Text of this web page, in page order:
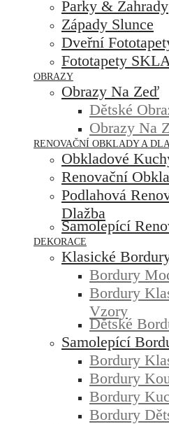
Parky & Zahrady
Západy Slunce
Dveřní
Fototapety
OBRAZY
Obrazy Na Zeď
Dětské
Obrazy Na
RENOVAČNÍ OBKLADY A
Obkladové
Renovační
Podlahová
Dlažba
Samolepící
DEKORACE
Klasické
Bordury
Bordury
Vzory
Dětské
Samolepící
Bordury
Bordury
Bordury
Bordury